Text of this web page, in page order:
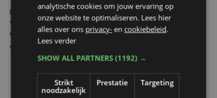
Nieuws
wo 5 augustus | 11:57
Vier Oostendse gynaecologen versterken dienst in AZ
West, dat ook een nieuwe voltijdse gynaecoloog
verwelkomt
analytische cookies om jouw ervaring op
onze website te optimaliseren. Lees hier
alles over ons privacy- en cookiebeleid.
Lees verder
SHOW ALL PARTNERS(1192) →
Strikt
noodzakelijk
Prestatie Targeting